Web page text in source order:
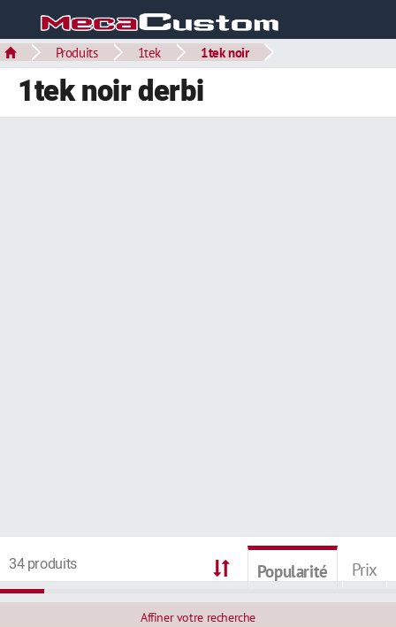
Produits 1tek 1tek noir
1tek noir derbi
34 produits Popularité Prix
Affiner votre recherche